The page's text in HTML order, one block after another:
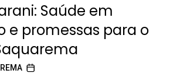
Saúde em
e promessas para o